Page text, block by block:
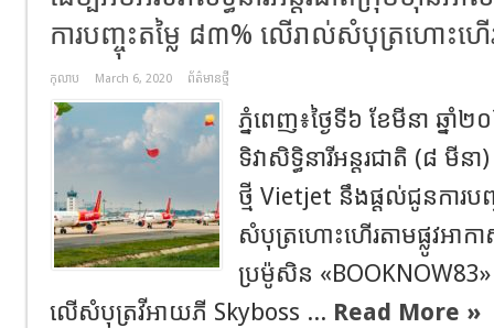
ការ​បញ្ចុះ​តម្លៃ​ ៨៣%​ លើ​រាល់​សំបុត្រហោះហ
កុលាប March 6, 2020 ព័ត៌មានថ្មី
ភ្នំ​ពេញ៖ថ្ងៃ​ទី​៦ ខែមីនា ឆ្ន
ទិវា​សិទ្ធិ​នារី​អន្តរ​ជាតិ (៨
ថ្មី Vietjet នឹង​ផ្តល់​ជូន​ការ​ប
សំបុត្រ​ហោះហើរ​តាមផ្លូវ​អ
ប្រម៉ូ​សិន
លើសំបុត្រ​វីអាយ​ភី Skyboss ... Read More »